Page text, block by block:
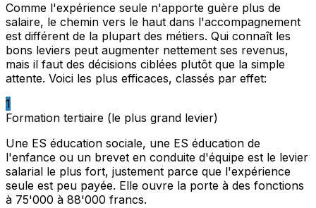
Comme l'expérience seule n'apporte guère plus de
salaire, le chemin vers le haut dans l'accompagnement
est différent de la plupart des métiers. Qui connaît les
bons leviers peut augmenter nettement ses revenus,
mais il faut des décisions ciblées plutôt que la simple
attente. Voici les plus efficaces, classés par effet:
1
Formation tertiaire (le plus grand levier)
Une ES éducation sociale, une ES éducation de
l'enfance ou un brevet en conduite d'équipe est le levier
salarial le plus fort, justement parce que l'expérience
seule est peu payée. Elle ouvre la porte à des fonctions
à 75'000 à 88'000 francs.